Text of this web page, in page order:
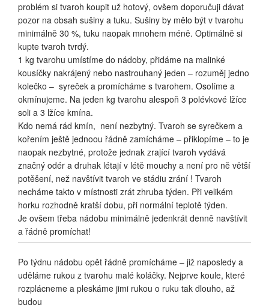
problém si tvaroh koupit už hotový, ovšem doporučuji dávat
pozor na obsah sušiny a tuku. Sušiny by mělo být v tvarohu
minimálně 30 %, tuku naopak mnohem méně. Optimálně si
kupte tvaroh tvrdý.
1 kg tvarohu umístíme do nádoby, přidáme na malinké
kousíčky nakrájený nebo nastrouhaný jeden – rozuměj jedno
kolečko – syreček a promícháme s tvarohem. Osolíme a
okmínujeme. Na jeden kg tvarohu alespoň 3 polévkové lžíce
soli a 3 lžíce kmína.
Kdo nemá rád kmín, není nezbytný. Tvaroh se syrečkem a
kořením ještě jednoou řádně zamícháme – přiklopíme – to je
naopak nezbytné, protože jednak zrající tvaroh vydává
značný odér a druhak létají v létě mouchy a není pro ně větší
potěšení, než navštívit tvaroh ve stádiu zrání ! Tvaroh
necháme takto v místnosti zrát zhruba týden. Při velikém
horku rozhodně kratší dobu, při normální teplotě týden.
Je ovšem třeba nádobu minimálně jedenkrát denně navštívit
a řádně promíchat!
Po týdnu nádobu opět řádně promícháme – již naposledy a
uděláme rukou z tvarohu malé koláčky. Nejprve koule, které
rozplácneme a pleskáme jimi rukou o ruku tak dlouho, až
budou